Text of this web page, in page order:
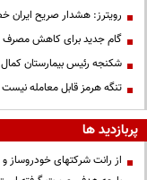
رویترز: هشدار صریح
گام جدید برای کاهش مصرف
شکنجه رئیس بیمارستان
تنگه هرمز قابل معامله نیست
پربازدید ها
از رانت‌ شرکتهای خودروساز